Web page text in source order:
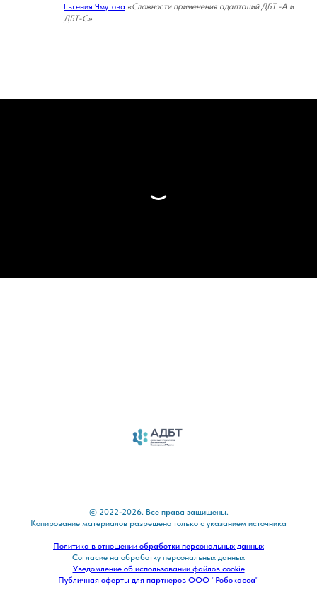
Евгения Чмутова «Сложности применения адаптаций ДБТ -А и
ДБТ-С»
© 2022-2026. Все права защищены.
Копирование материалов разрешено только с указанием источника
Политика в отношении обработки персональных данных
Согласие на обработку персональных данных
Уведомление об использовании файлов cookie
Публичная оферты для партнеров ООО "Робокасса"